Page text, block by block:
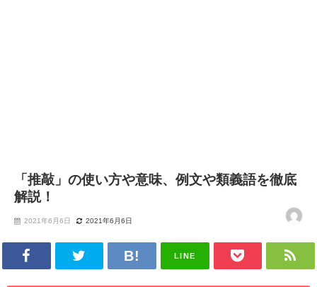
「推敲」の使い方や意味、例文や類義語を徹底
解説！
2021年6月6日 2021年6月6日
LINE